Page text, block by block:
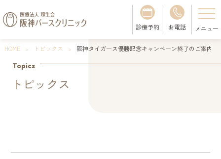
診療予約 お電話
HOME トピックス 阪神タイガース優勝記念キャンペーン終了のご案内
Topics
トピックス